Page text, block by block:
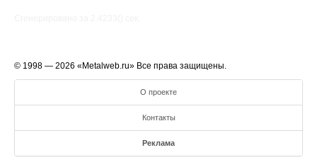
© 1998 — 2026 «Metalweb.ru» Все права защищены.
О проекте
Контакты
Реклама